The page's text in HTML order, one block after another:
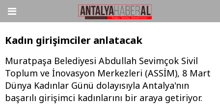
Kadın girişimciler anlatacak
Muratpaşa Belediyesi Abdullah Sevimçok Sivil
Toplum ve İnovasyon Merkezleri (ASSİM), 8 Mart
Dünya Kadınlar Günü dolayısıyla Antalya'nın
başarılı girişimci kadınlarını bir araya getiriyor.